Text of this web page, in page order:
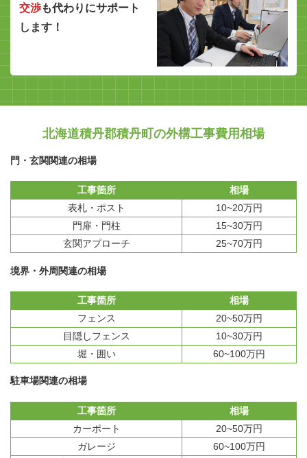
交渉も代わりにサポート
します！
北海道積丹郡積丹町の外構工事費用相場
門・玄関関連の相場
工事箇所
相場
表札・ポスト
10~20万円
門扉・門柱
15~30万円
玄関アプローチ
25~70万円
境界・外周関連の相場
工事箇所
相場
フェンス
20~50万円
目隠しフェンス
10~30万円
堀・囲い
60~100万円
駐車場関連の相場
工事箇所
相場
カーポート
20~50万円
ガレージ
60~100万円